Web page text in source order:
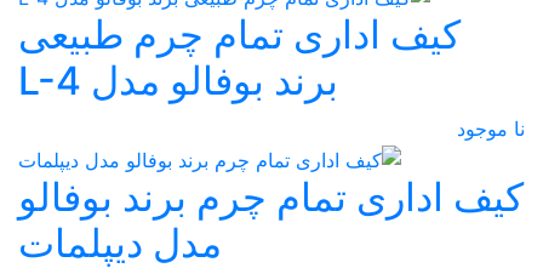
کیف اداری تمام چرم طبیعی
برند بوفالو مدل L-4
نا موجود
کیف اداری تمام چرم برند بوفالو
مدل دیپلمات